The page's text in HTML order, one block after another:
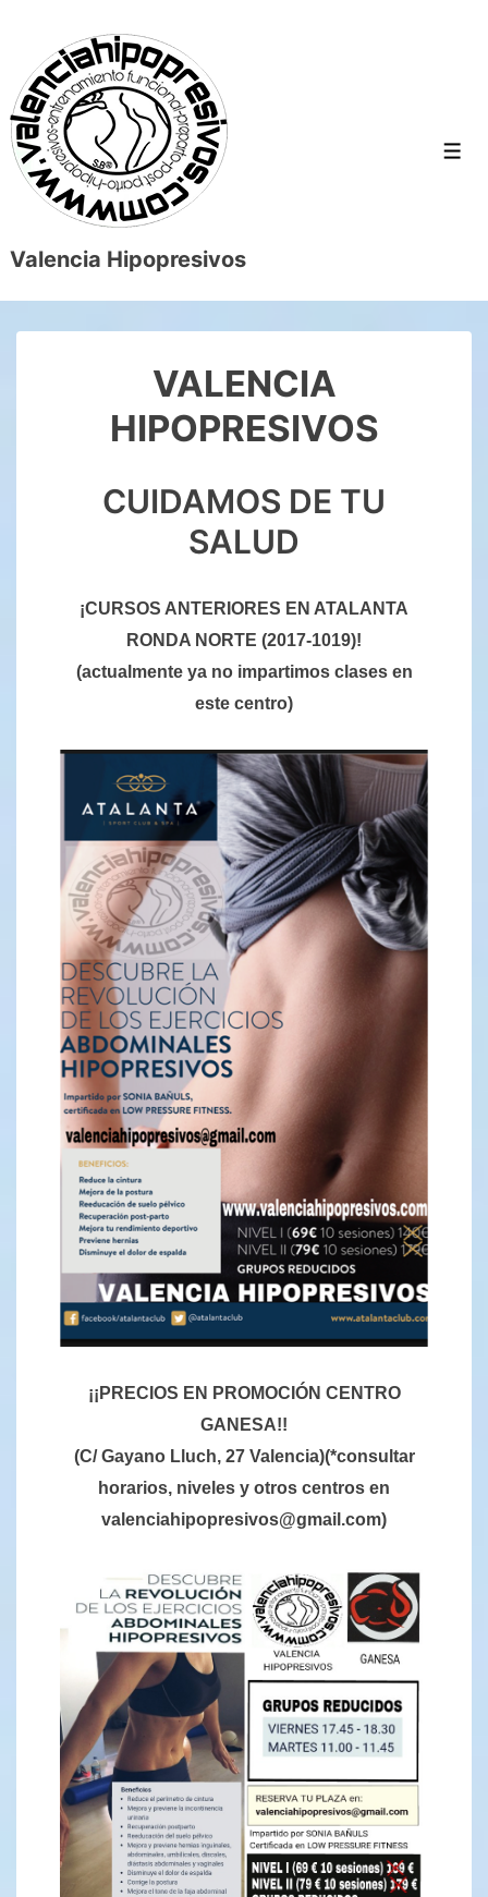
contenido
principal
Valencia Hipopresivos
VALENCIA
HIPOPRESIVOS
CUIDAMOS DE TU
SALUD
¡CURSOS ANTERIORES EN ATALANTA
RONDA NORTE (2017-1019)!
(actualmente ya no impartimos clases en
este centro)
¡¡PRECIOS EN PROMOCIÓN CENTRO
GANESA!!
(C/ Gayano Lluch, 27 Valencia)(*consultar
horarios, niveles y otros centros en
valenciahipopresivos@gmail.com)